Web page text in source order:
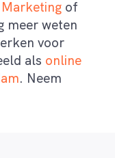
of
meer weten
voor
als online
. Neem